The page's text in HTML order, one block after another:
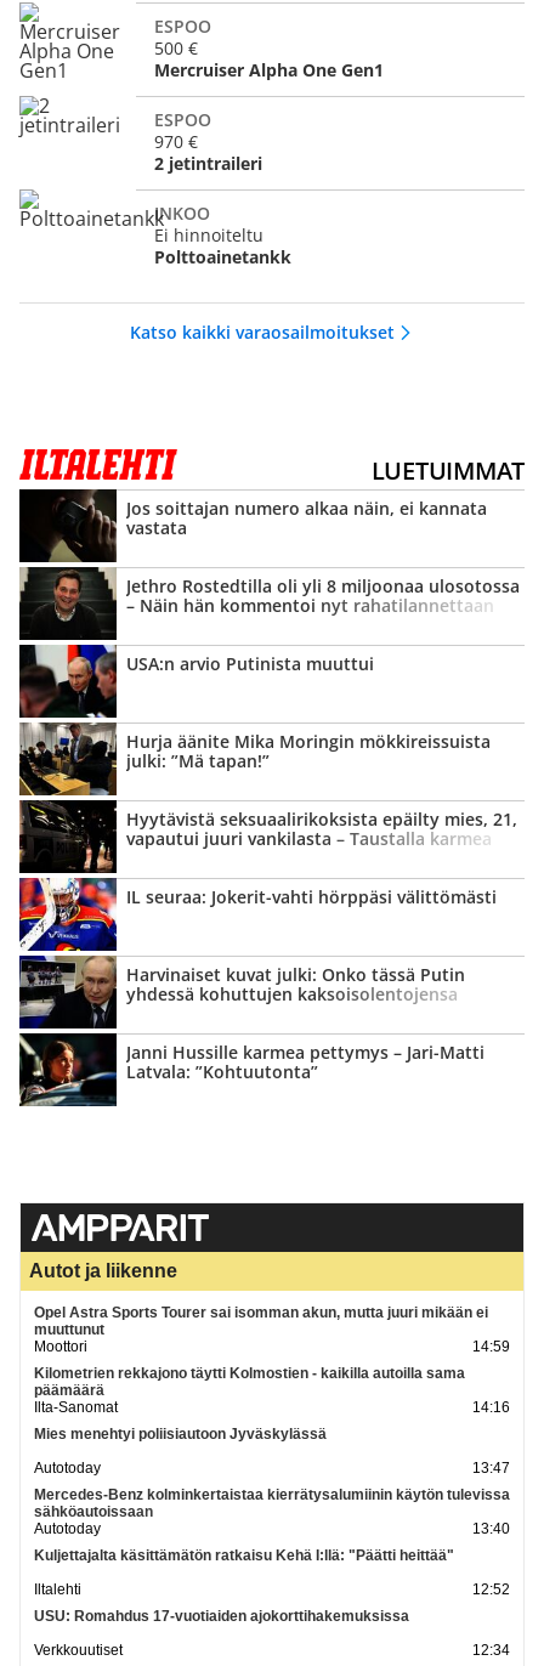
ESPOO
Mercruiser Alpha One Gen1
500 €
ESPOO
2 jetintraileri
970 €
INKOO
Polttoainetankk
Ei hinnoiteltu
Katso kaikki varaosailmoitukset
LUETUIMMAT
Jos soittajan numero alkaa näin, ei kannata
vastata
Jethro Rostedtilla oli yli 8 miljoonaa ulosotossa
– Näin hän kommentoi nyt raha­tilannettaan
USA:n arvio Putinista muuttui
Hurja äänite Mika Moringin mökki­reissuista
julki: ”Mä tapan!”
Hyytävistä seksuaali­rikoksista epäilty mies, 21,
vapautui juuri vankilasta – Taustalla karmea
IL seuraa: Jokerit-vahti hörppäsi välittömästi
Harvinaiset kuvat julki: Onko tässä Putin
yhdessä kohuttujen kaksois­olentojensa
Janni Hussille karmea pettymys – Jari-Matti
Latvala: ”Kohtuutonta”
Autot ja liikenne
Opel Astra Sports Tourer sai isomman akun, mutta juuri mikään ei
muuttunut
Moottori
14:59
Kilometrien rekkajono täytti Kolmostien - kaikilla autoilla sama
päämäärä
Ilta-Sanomat
14:16
Mies menehtyi poliisiautoon Jyväskylässä
Autotoday
13:47
Mercedes-Benz kolminkertaistaa kierrätysalumiinin käytön tulevissa
sähköautoissaan
Autotoday
13:40
Kuljettajalta käsittämätön ratkaisu Kehä I:llä: "Päätti heittää"
Iltalehti
12:52
USU: Romahdus 17-vuotiaiden ajokorttihakemuksissa
Verkkouutiset
12:34